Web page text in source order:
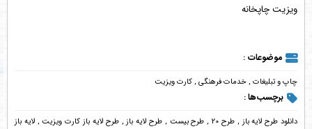
ویزیت چاپخانه
موضوعات :
چاپ و تبلیغات ,خدمات فرهنگی ,کارت ویزیت
برچسب‌ها :
دانلود طرح لایه باز,طرح 20 , طرح بیست , طرح لایه باز,طرح لایه باز کارت ویزیت,لایه باز